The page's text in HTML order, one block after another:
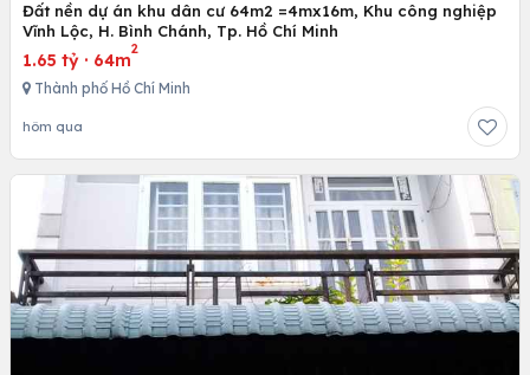
Đất nền dự án khu dân cư 64m2 =4mx16m, Khu công nghiệp
Vĩnh Lộc, H. Bình Chánh, Tp. Hồ Chí Minh
1.65 tỷ · 64m
2
Thành phố Hồ Chí Minh
hôm qua